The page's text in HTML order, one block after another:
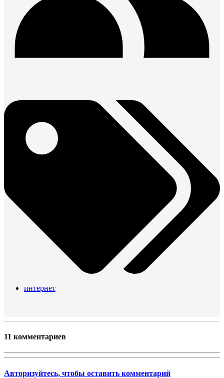
интернет
11 комментариев
Авторизуйтесь, чтобы оставить комментарий